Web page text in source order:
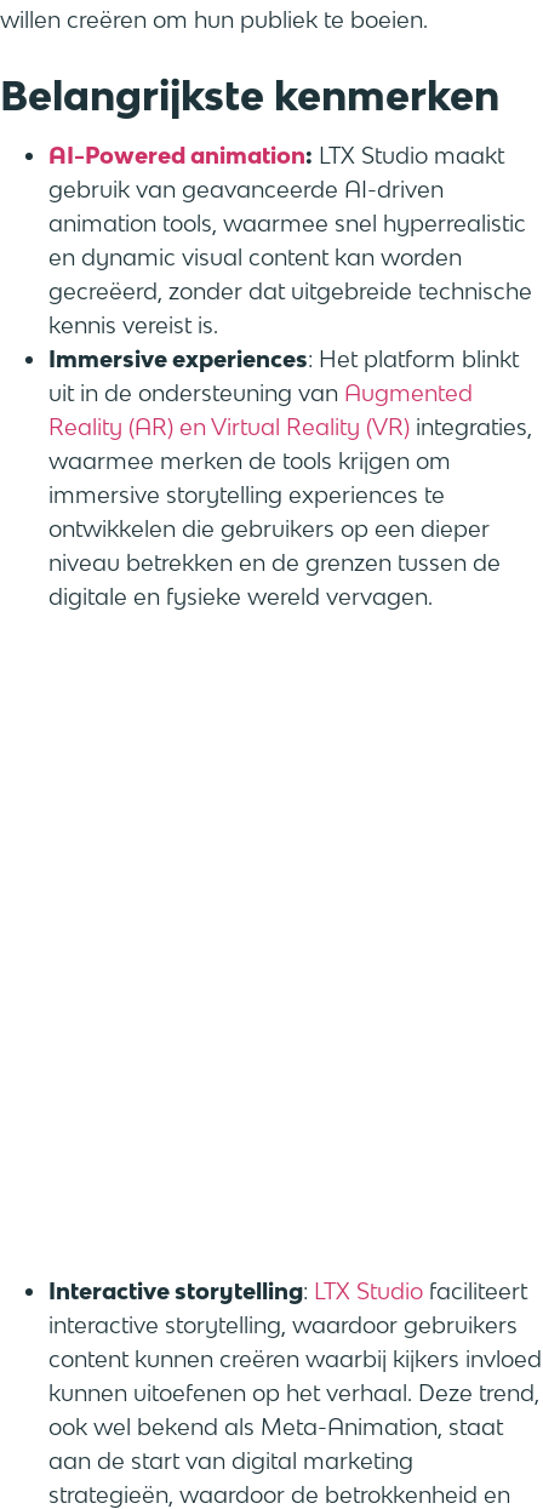
willen creëren om hun publiek te boeien.
Belangrijkste kenmerken
AI-Powered animation: LTX Studio maakt
gebruik van geavanceerde AI-driven
animation tools, waarmee snel hyperrealistic
en dynamic visual content kan worden
gecreëerd, zonder dat uitgebreide technische
kennis vereist is.
Immersive experiences: Het platform blinkt
uit in de ondersteuning van Augmented
Reality (AR) en Virtual Reality (VR) integraties,
waarmee merken de tools krijgen om
immersive storytelling experiences te
ontwikkelen die gebruikers op een dieper
niveau betrekken en de grenzen tussen de
digitale en fysieke wereld vervagen.
Interactive storytelling: LTX Studio faciliteert
interactive storytelling, waardoor gebruikers
content kunnen creëren waarbij kijkers invloed
kunnen uitoefenen op het verhaal. Deze trend,
ook wel bekend als Meta-Animation, staat
aan de start van digital marketing
strategieën, waardoor de betrokkenheid en